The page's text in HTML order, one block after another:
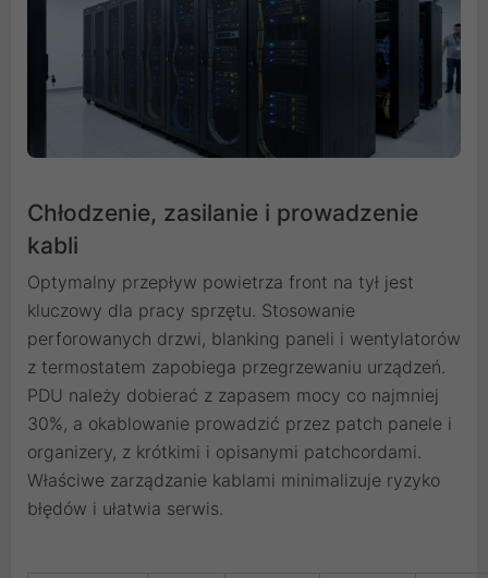
Chłodzenie, zasilanie i prowadzenie
kabli
Optymalny przepływ powietrza front na tył jest
kluczowy dla pracy sprzętu. Stosowanie
perforowanych drzwi, blanking paneli i wentylatorów
z termostatem zapobiega przegrzewaniu urządzeń.
PDU należy dobierać z zapasem mocy co najmniej
30%, a okablowanie prowadzić przez patch panele i
organizery, z krótkimi i opisanymi patchcordami.
Właściwe zarządzanie kablami minimalizuje ryzyko
błędów i ułatwia serwis.